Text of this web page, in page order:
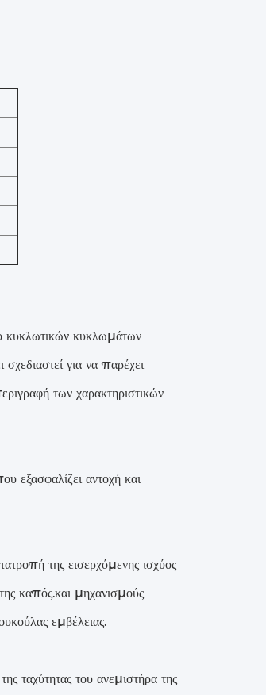
κυκλωτικών κυκλωμάτων
για να παρέχει
των χαρακτηριστικών
εξασφαλίζει αντοχή και
της εισερχόμενης ισχύος
καπός.και μηχανισμούς
εμβέλειας.
ταχύτητας του ανεμιστήρα της